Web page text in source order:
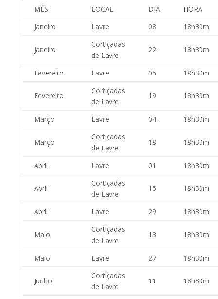
MÊS LOCAL DIA
HORA
Janeiro
Lavre 08 18h30m
Janeiro
Cortiçadas
de Lavre
22 18h30m
Fevereiro Lavre 05 18h30m
Fevereiro
Cortiçadas
de Lavre
19 18h30m
Março Lavre 04 18h30m
Março
Cortiçadas
de Lavre
18 18h30m
Abril Lavre 01 18h30m
Abril
Cortiçadas
de Lavre
15 18h30m
Abril Lavre 29 18h30m
Maio
Cortiçadas
de Lavre
13 18h30m
Maio Lavre 27 18h30m
Junho
Cortiçadas
de Lavre
11 18h30m